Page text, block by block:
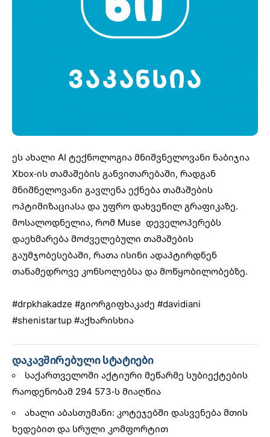
ეს ახალი AI ტექნოლოგია მნიშვნელოვანი ნაბიჯია
Xbox-ის თამაშების განვითარებაში, რადგან
მნიშნელოვანი გავლენა ექნება თამაშების
ოპტიმიზაციასა და უფრო დახვეწილ გრაფიკაზე.
მოსალოდნელია, რომ Muse დეველოპერებს
დაეხმარება მოძველებული თამაშების
გაუმჯობესებაში, რათა ისინი ადაპტირდნენ
თანამედროვე კონსოლებსა და მოწყობილობებზე.
#drpkhakadze #გიორგიფხაკაძე #davidiani
#shenistartup #აქხარისხია
დაკავშირებული სტატიები
საქართველოში აქტიური მეწარმე სუბიექტების
რაოდენობამ 294 573-ს მიაღწია
ახალი აბასთუმანი: კოტეჯებში დასვენება მთის
ხედებით და სრული კომფორტით